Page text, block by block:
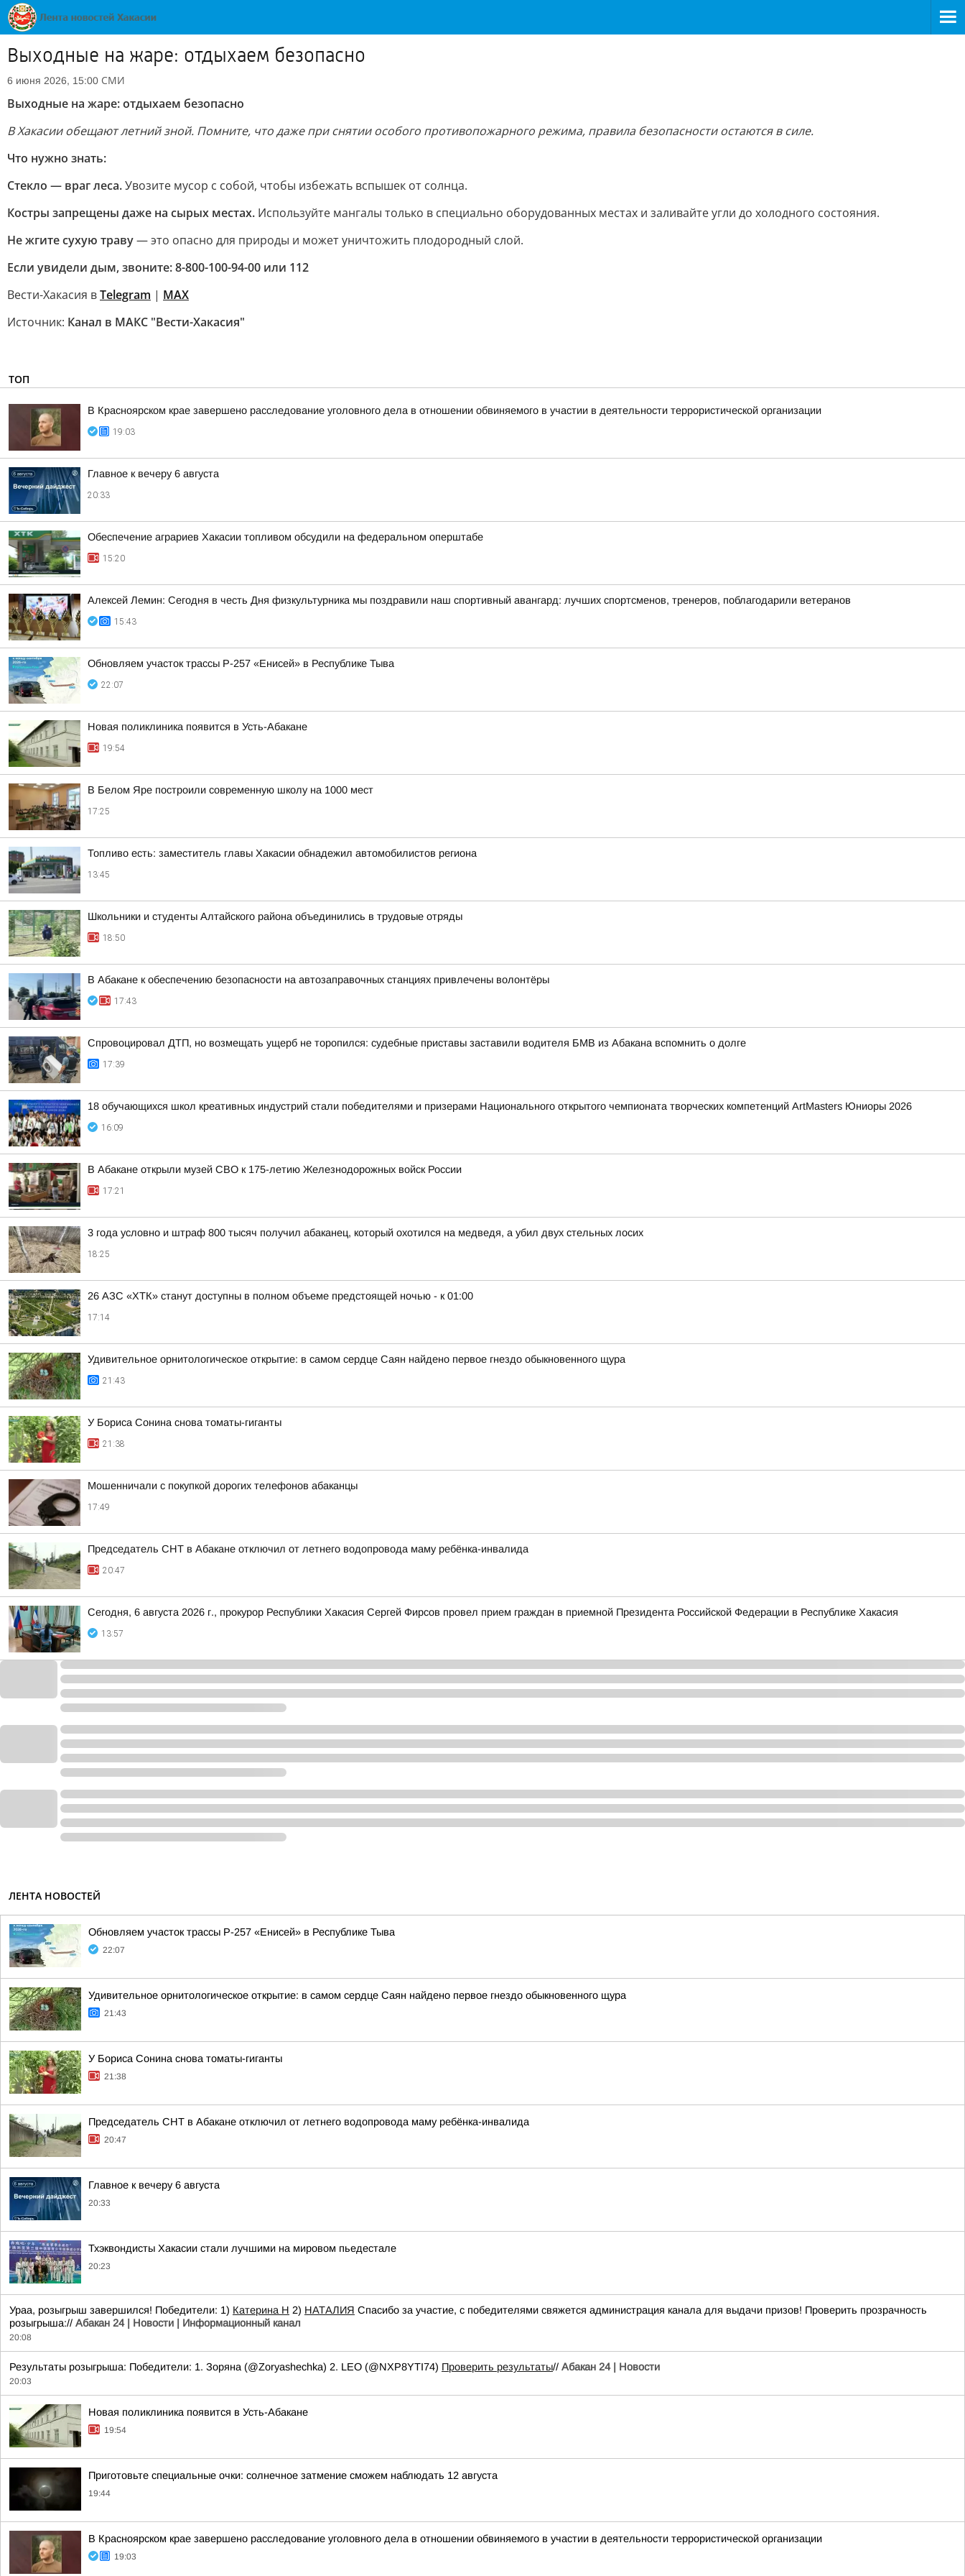
Выходные на жаре: отдыхаем безопасно
6 июня 2026, 15:00 СМИ
Выходные на жаре: отдыхаем безопасно
В Хакасии обещают летний зной. Помните, что даже при снятии особого противопожарного режима, правила безопасности остаются в силе.
Что нужно знать:
Стекло — враг леса.Увозите мусор с собой, чтобы избежать вспышек от солнца.
Костры запрещены даже на сырых местах. Используйте мангалы только в специально оборудованных местах и заливайте угли до холодного состояния.
Не жгите сухую траву— это опасно для природы и может уничтожить плодородный слой.
Если увидели дым, звоните: 8-800-100-94-00 или 112
Вести-Хакасия вTelegram | MAX
Источник: Канал в МАКС "Вести-Хакасия"
ТОП
В Красноярском крае завершено расследование уголовного дела в отношении обвиняемого в участии в деятельности террористической организации
19:03
Главное к вечеру 6 августа
20:33
Обеспечение аграриев Хакасии топливом обсудили на федеральном оперштабе
15:20
Алексей Лемин: Сегодня в честь Дня физкультурника мы поздравили наш спортивный авангард: лучших спортсменов, тренеров, поблагодарили ветеранов
15:43
Обновляем участок трассы Р-257 «Енисей» в Республике Тыва
22:07
Новая поликлиника появится в Усть-Абакане
19:54
В Белом Яре построили современную школу на 1000 мест
17:25
Топливо есть: заместитель главы Хакасии обнадежил автомобилистов региона
13:45
Школьники и студенты Алтайского района объединились в трудовые отряды
18:50
В Абакане к обеспечению безопасности на автозаправочных станциях привлечены волонтёры
17:43
Спровоцировал ДТП, но возмещать ущерб не торопился: судебные приставы заставили водителя БМВ из Абакана вспомнить о долге
17:39
18 обучающихся школ креативных индустрий стали победителями и призерами Национального открытого чемпионата творческих компетенций ArtMasters Юниоры 2026
16:09
В Абакане открыли музей СВО к 175-летию Железнодорожных войск России
17:21
3 года условно и штраф 800 тысяч получил абаканец, который охотился на медведя, а убил двух стельных лосих
18:25
26 АЗС «ХТК» станут доступны в полном объеме предстоящей ночью - к 01:00
17:14
Удивительное орнитологическое открытие: в самом сердце Саян найдено первое гнездо обыкновенного щура
21:43
У Бориса Сонина снова томаты-гиганты
21:38
Мошенничали с покупкой дорогих телефонов абаканцы
17:49
Председатель СНТ в Абакане отключил от летнего водопровода маму ребёнка-инвалида
20:47
Сегодня, 6 августа 2026 г., прокурор Республики Хакасия Сергей Фирсов провел прием граждан в приемной Президента Российской Федерации в Республике Хакасия
13:57
ЛЕНТА НОВОСТЕЙ
Обновляем участок трассы Р-257 «Енисей» в Республике Тыва
22:07
Удивительное орнитологическое открытие: в самом сердце Саян найдено первое гнездо обыкновенного щура
21:43
У Бориса Сонина снова томаты-гиганты
21:38
Председатель СНТ в Абакане отключил от летнего водопровода маму ребёнка-инвалида
20:47
Главное к вечеру 6 августа
20:33
Тхэквондисты Хакасии стали лучшими на мировом пьедестале
20:23
Ураа, розыгрыш завершился! Победители: 1) Катерина Н 2) НАТАЛИЯ Спасибо за участие, с победителями свяжется администрация канала для выдачи призов! Проверить прозрачность
розыгрыша:// Абакан 24 | Новости | Информационный канал
20:08
Результаты розыгрыша: Победители: 1. Зоряна (@Zoryashechka) 2. LEO (@NXP8YTI74) Проверить результаты// Абакан 24 | Новости
20:03
Новая поликлиника появится в Усть-Абакане
19:54
Приготовьте специальные очки: солнечное затмение сможем наблюдать 12 августа
19:44
В Красноярском крае завершено расследование уголовного дела в отношении обвиняемого в участии в деятельности террористической организации
19:03